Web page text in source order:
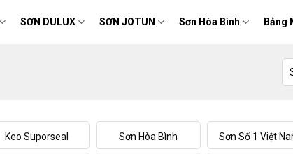
SƠN DULUX SƠN JOTUN Sơn Hòa Bình Bảng
Keo Suporseal Sơn Hòa Bình Sơn Số 1 Việt